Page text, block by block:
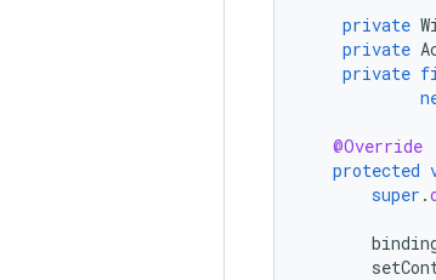
private
private
private
@Override
protected
super .